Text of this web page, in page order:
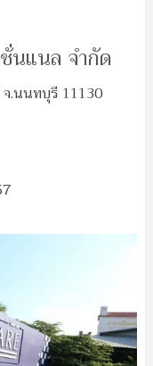
นแนล จำกัด
จ.นนทบุรี 11130